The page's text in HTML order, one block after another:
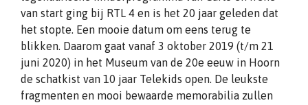
van start ging bij RTL 4 en is het 20 jaar geleden dat
het stopte. Een mooie datum om eens terug te
blikken. Daarom gaat vanaf 3 oktober 2019 (t/m 21
juni 2020) in het Museum van de 20e eeuw in Hoorn
de schatkist van 10 jaar Telekids open. De leukste
fragmenten en mooi bewaarde memorabilia zullen